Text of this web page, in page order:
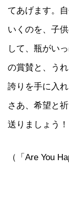
てあげます。
いくのを、子
して、瓶がい
の賞賛と、う
誇りを手に入れ
さあ、希望と
送りましょう！
（「Are You